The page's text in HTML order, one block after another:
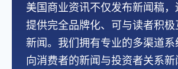
美国商业资讯不仅发布新闻稿
提供完全品牌化、可与读者积
新闻。我们拥有专业的多渠道
向消费者的新闻与投资者关系